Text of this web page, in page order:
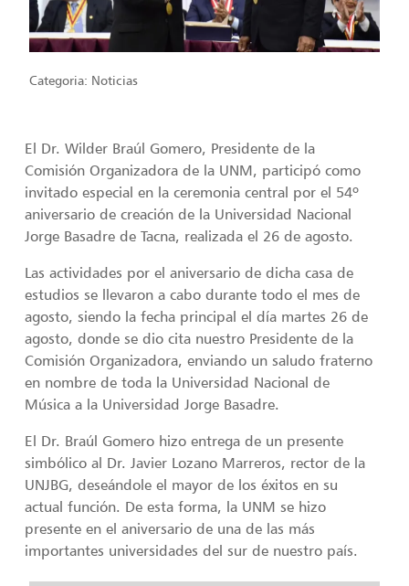
Categoria: Noticias
El Dr. Wilder Braúl Gomero, Presidente de la
Comisión Organizadora de la UNM, participó como
invitado especial en la ceremonia central por el 54º
aniversario de creación de la Universidad Nacional
Jorge Basadre de Tacna, realizada el 26 de agosto.
Las actividades por el aniversario de dicha casa de
estudios se llevaron a cabo durante todo el mes de
agosto, siendo la fecha principal el día martes 26 de
agosto, donde se dio cita nuestro Presidente de la
Comisión Organizadora, enviando un saludo fraterno
en nombre de toda la Universidad Nacional de
Música a la Universidad Jorge Basadre.
El Dr. Braúl Gomero hizo entrega de un presente
simbólico al Dr. Javier Lozano Marreros, rector de la
UNJBG, deseándole el mayor de los éxitos en su
actual función. De esta forma, la UNM se hizo
presente en el aniversario de una de las más
importantes universidades del sur de nuestro país.